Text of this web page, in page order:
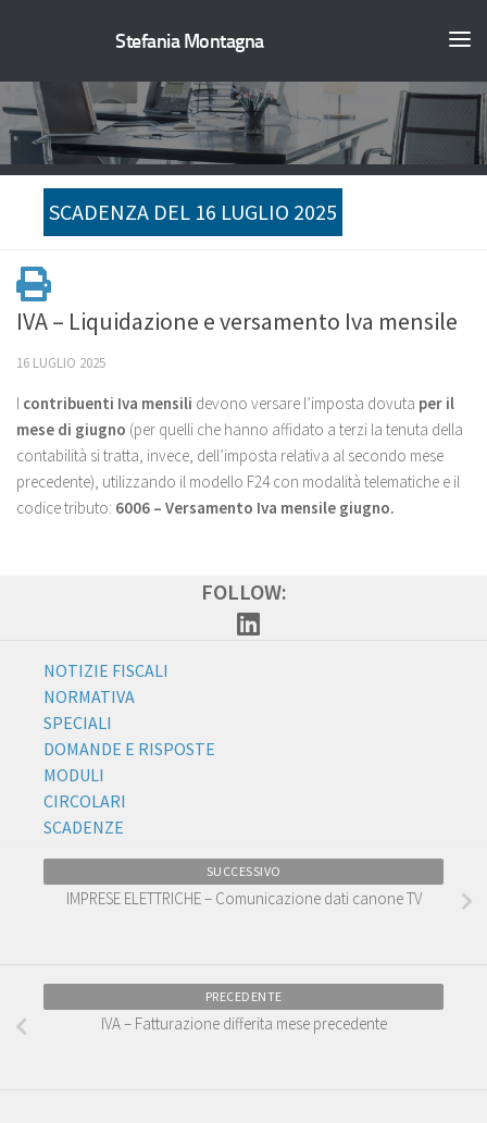
Stefania Montagna
SCADENZA DEL 16 LUGLIO 2025
IVA – Liquidazione e versamento Iva mensile
16 LUGLIO 2025
I contribuenti Iva mensili devono versare l’imposta dovuta per il
mese di giugno (per quelli che hanno affidato a terzi la tenuta della
contabilità si tratta, invece, dell’imposta relativa al secondo mese
precedente), utilizzando il modello F24 con modalità telematiche e il
codice tributo: 6006 – Versamento Iva mensile giugno.
FOLLOW:
NOTIZIE FISCALI
NORMATIVA
SPECIALI
DOMANDE E RISPOSTE
MODULI
CIRCOLARI
SCADENZE
SUCCESSIVO
IMPRESE ELETTRICHE – Comunicazione dati canone TV
PRECEDENTE
IVA – Fatturazione differita mese precedente